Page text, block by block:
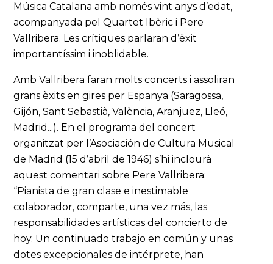
Música Catalana amb només vint anys d’edat,
acompanyada pel Quartet Ibèric i Pere
Vallribera. Les crítiques parlaran d’èxit
importantíssim i inoblidable.
Amb Vallribera faran molts concerts i assoliran
grans èxits en gires per Espanya (Saragossa,
Gijón, Sant Sebastià, València, Aranjuez, Lleó,
Madrid...). En el programa del concert
organitzat per l’Asociación de Cultura Musical
de Madrid (15 d’abril de 1946) s’hi inclourà
aquest comentari sobre Pere Vallribera:
“Pianista de gran clase e inestimable
colaborador, comparte, una vez más, las
responsabilidades artísticas del concierto de
hoy. Un continuado trabajo en común y unas
dotes excepcionales de intérprete, han